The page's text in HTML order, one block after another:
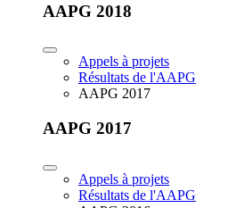
AAPG 2018
Appels à projets
Résultats de l'AAPG
AAPG 2017
AAPG 2017
Appels à projets
Résultats de l'AAPG